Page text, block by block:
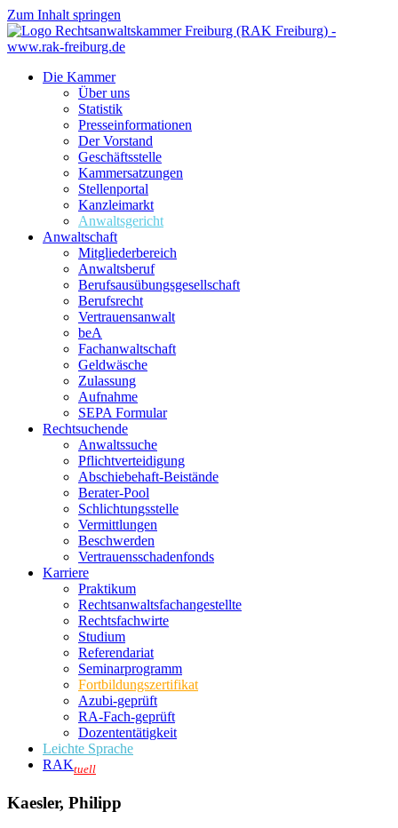
Zum Inhalt springen
Die Kammer
Über uns
Statistik
Presseinformationen
Der Vorstand
Geschäftsstelle
Kammersatzungen
Stellenportal
Kanzleimarkt
Anwaltsgericht
Anwaltschaft
Mitgliederbereich
Anwaltsberuf
Berufsausübungs­gesellschaft
Berufsrecht
Vertrauensanwalt
beA
Fachanwaltschaft
Geldwäsche
Zulassung
Aufnahme
SEPA Formular
Rechtsuchende
Anwaltssuche
Pflichtverteidigung
Abschiebehaft-Beistände
Berater-Pool
Schlichtungsstelle
Vermittlungen
Beschwerden
Vertrauensschadenfonds
Karriere
Praktikum
Rechtsanwalts­fachangestellte
Rechtsfachwirte
Studium
Referendariat
Seminarprogramm
Fortbildungszertifikat
Azubi-geprüft
RA-Fach-geprüft
Dozententätigkeit
Leichte Sprache
RAKtuell
Kaesler, Philipp